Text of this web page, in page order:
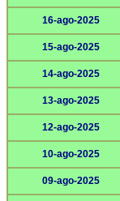
16-ago-2025
15-ago-2025
14-ago-2025
13-ago-2025
12-ago-2025
10-ago-2025
09-ago-2025